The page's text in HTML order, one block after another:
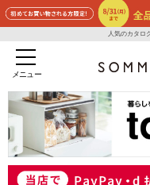
人気のカタロ
メニュー